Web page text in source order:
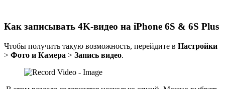
Как записывать 4K-видео на iPhone 6S & 6S Plus
Чтобы получить такую возможность, перейдите в Настройки
> Фото и Камера > Запись видео.